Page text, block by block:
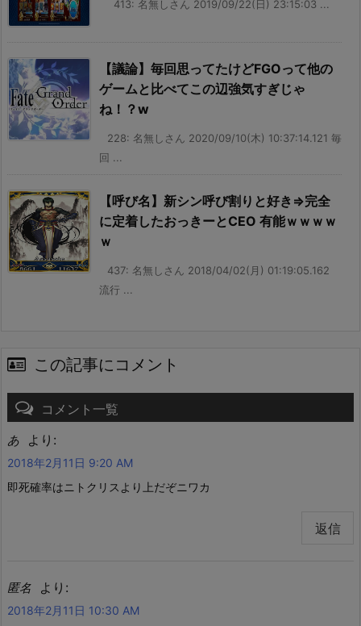
413: 名無しさん 2019/09/22(日) 23:15:03 ...
【議論】毎回思ってたけどFGOって他の
ゲームと比べてこの辺強気すぎじゃ
ね！？w
228: 名無しさん 2020/09/10(木) 10:37:14.121 毎
回 ...
【呼び名】新シン呼び割りと好き⇒完全
に定着したおっきーとCEO 有能ｗｗｗｗ
ｗ
437: 名無しさん 2018/04/02(月) 01:19:05.162
流行 ...
この記事にコメント
コメント一覧
あ より:
2018年2月11日 9:20 AM
即死確率はニトクリスより上だぞニワカ
返信
匿名 より:
2018年2月11日 10:30 AM